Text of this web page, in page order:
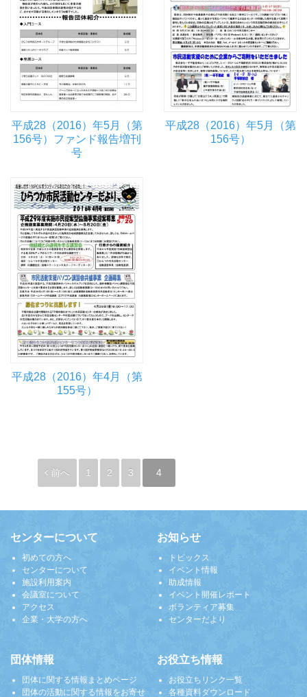
平成28（2016）年5月（第
156号）ファンド報告増刊
号
平成28（2016）年5月（第
156号）
平成28（2016）年4月（第
155号）
前へ 1 2 3 4
センターについて
初めての方へ
センターについて
施設利用案内
会議室について
アクセス
企業・大学の方へ
お知らせ
トピックス
イベント情報
助成情報
イベント開催レポート
ボランティア募集
センターだより
団体情報
団体に関する情報まとめページ
団体の活動に関する情報をお寄せ
お役立ち情報
お役立ちリンク一覧
各種資料ダウンロード